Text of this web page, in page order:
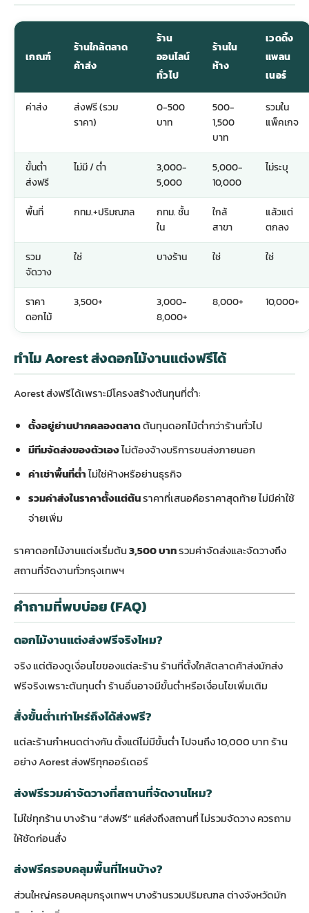
เกณฑ์
ร้านใกล้ตลาด
ค้าส่ง
ร้าน
ออนไลน์
ทั่วไป
ร้านใน
ห้าง
เวดดิ้ง
แพลน
เนอร์
ค่าส่ง
ส่งฟรี (รวม
ราคา)
0-500
บาท
500-
1,500
บาท
รวมใน
แพ็คเกจ
ขั้นต่ำ
ส่งฟรี
ไม่มี / ต่ำ
3,000-
5,000
5,000-
10,000
ไม่ระบุ
พื้นที่ กทม.+ปริมณฑล
กทม. ชั้น
ใน
ใกล้
สาขา
แล้วแต่
ตกลง
รวม
จัดวาง
ใช่ บางร้าน ใช่ ใช่
ราคา
ดอกไม้
3,500+
3,000-
8,000+
8,000+ 10,000+
ทำไม Aorest ส่งดอกไม้งานแต่งฟรีได้
Aorest ส่งฟรีได้เพราะมีโครงสร้างต้นทุนที่ต่ำ:
ตั้งอยู่ย่านปากคลองตลาดต้นทุนดอกไม้ต่ำกว่าร้านทั่วไป
มีทีมจัดส่งของตัวเองไม่ต้องจ้างบริการขนส่งภายนอก
ค่าเช่าพื้นที่ต่ำไม่ใช่ห้างหรือย่านธุรกิจ
รวมค่าส่งในราคาตั้งแต่ต้นราคาที่เสนอคือราคาสุดท้าย ไม่มีค่าใช้
จ่ายเพิ่ม
ราคาดอกไม้งานแต่งเริ่มต้น3,500 บาทรวมค่าจัดส่งและจัดวางถึง
สถานที่จัดงานทั่วกรุงเทพฯ
คำถามที่พบบ่อย (FAQ)
ดอกไม้งานแต่งส่งฟรีจริงไหม?
จริง แต่ต้องดูเงื่อนไขของแต่ละร้าน ร้านที่ตั้งใกล้ตลาดค้าส่งมักส่ง
ฟรีจริงเพราะต้นทุนต่ำ ร้านอื่นอาจมีขั้นต่ำหรือเงื่อนไขเพิ่มเติม
สั่งขั้นต่ำเท่าไหร่ถึงได้ส่งฟรี?
แต่ละร้านกำหนดต่างกัน ตั้งแต่ไม่มีขั้นต่ำ ไปจนถึง 10,000 บาท ร้าน
อย่าง Aorest ส่งฟรีทุกออร์เดอร์
ส่งฟรีรวมค่าจัดวางที่สถานที่จัดงานไหม?
ไม่ใช่ทุกร้าน บางร้าน “ส่งฟรี” แค่ส่งถึงสถานที่ ไม่รวมจัดวาง ควรถาม
ให้ชัดก่อนสั่ง
ส่งฟรีครอบคลุมพื้นที่ไหนบ้าง?
ส่วนใหญ่ครอบคลุมกรุงเทพฯ บางร้านรวมปริมณฑล ต่างจังหวัดมัก